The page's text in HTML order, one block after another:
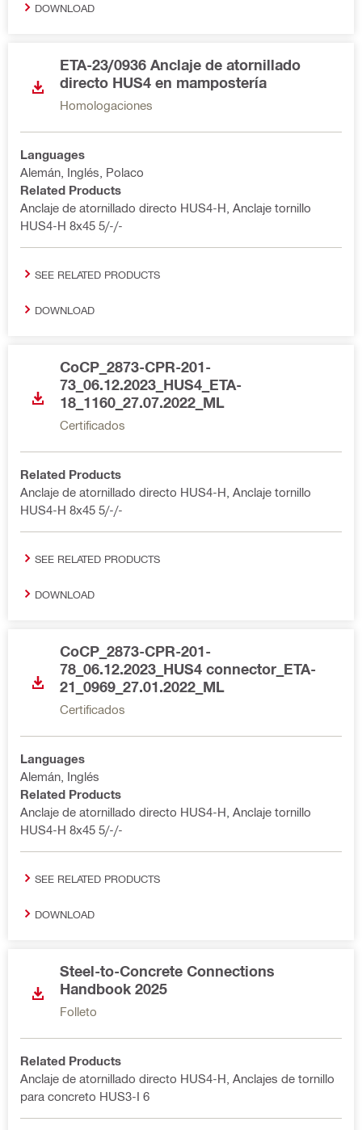
DOWNLOAD
ETA-23/0936 Anclaje de atornillado
directo HUS4 en mampostería
Homologaciones
Languages
Alemán, Inglés, Polaco
Related Products
Anclaje de atornillado directo HUS4-H, Anclaje tornillo
HUS4-H 8x45 5/-/-
SEE RELATED PRODUCTS
DOWNLOAD
CoCP_2873-CPR-201-
73_06.12.2023_HUS4_ETA-
18_1160_27.07.2022_ML
Certificados
Related Products
Anclaje de atornillado directo HUS4-H, Anclaje tornillo
HUS4-H 8x45 5/-/-
SEE RELATED PRODUCTS
DOWNLOAD
CoCP_2873-CPR-201-
78_06.12.2023_HUS4 connector_ETA-
21_0969_27.01.2022_ML
Certificados
Languages
Alemán, Inglés
Related Products
Anclaje de atornillado directo HUS4-H, Anclaje tornillo
HUS4-H 8x45 5/-/-
SEE RELATED PRODUCTS
DOWNLOAD
Steel-to-Concrete Connections
Handbook 2025
Folleto
Related Products
Anclaje de atornillado directo HUS4-H, Anclajes de tornillo
para concreto HUS3-I 6